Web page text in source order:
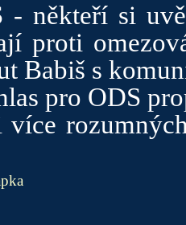
- někteří si
proti
Babiš s
pro ODS
více